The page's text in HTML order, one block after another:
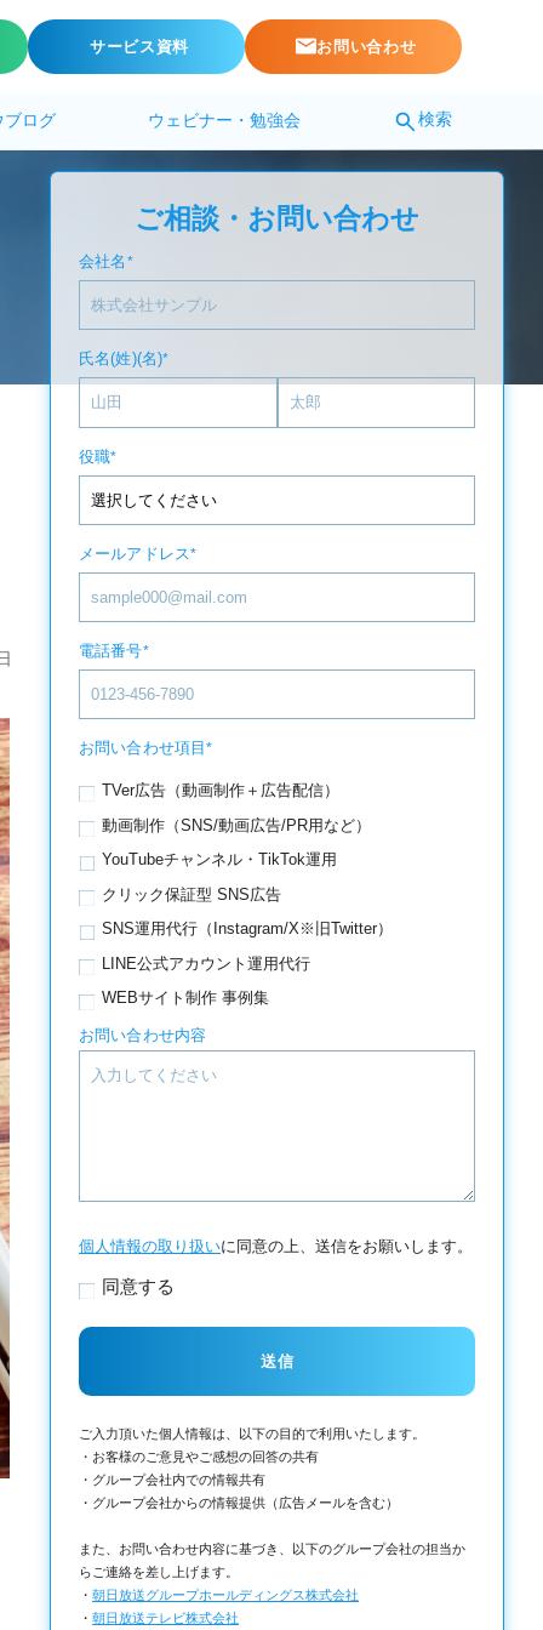
サービス資料 お問い合わせ
ブログ ウェビナー・勉強会 検索
ご相談・お問い合わせ
会社名 *
氏名(姓)(名)*
役職*
メールアドレス*
電話番号*
お問い合わせ項目*
TVer広告（動画制作＋広告配信）
動画制作（SNS/動画広告/PR用など）
YouTubeチャンネル・TikTok運用
クリック保証型 SNS広告
SNS運用代行（Instagram/X※旧Twitter）
LINE公式アカウント運用代行
WEBサイト制作 事例集
お問い合わせ内容
個人情報の取り扱いに同意の上、送信をお願いします。
同意する
ご入力頂いた個人情報は、以下の目的で利用いたします。
・お客様のご意見やご感想の回答の共有
・グループ会社内での情報共有
・グループ会社からの情報提供（広告メールを含む）
また、お問い合わせ内容に基づき、以下のグループ会社の担当か
らご連絡を差し上げます。
・朝日放送グループホールディングス株式会社
・朝日放送テレビ株式会社